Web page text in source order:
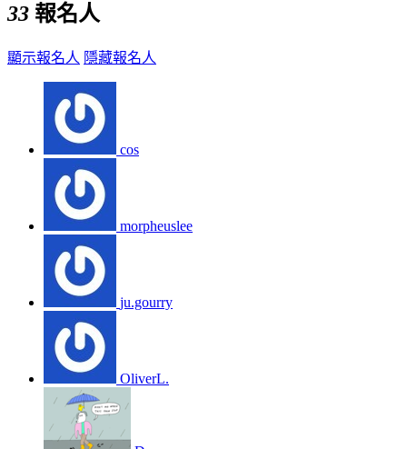
33 報名人
顯示報名人 隱藏報名人
cos
morpheuslee
ju.gourry
OliverL.